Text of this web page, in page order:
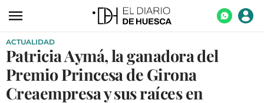
ACTUALIDAD
ECONOMÍA
TECNOLOGÍA
ACTUALIDAD
Patricia Aymá, la ganadora del
Premio Princesa de Girona
Creaempresa y sus raíces en